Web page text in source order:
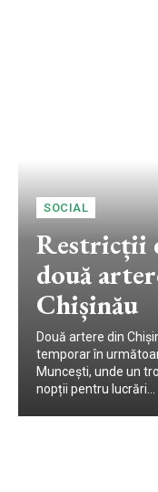
SOCIAL
Restricții
două
Chișinău
Două artere din
temporar în
Muncești, unde un
nopții pentru lucrări...